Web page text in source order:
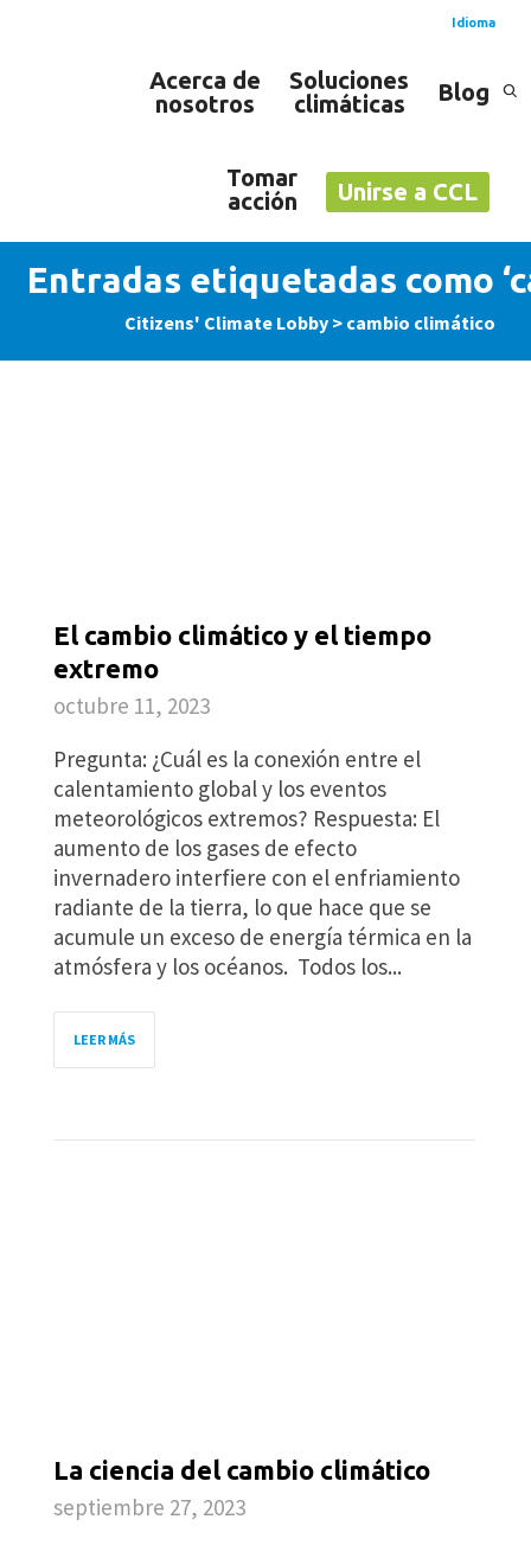
Idioma
Acerca de
nosotros
Soluciones
climáticas
Blog
Tomar
acción
Unirse a CCL
Entradas etiquetadas como
Citizens' Climate Lobby > cambio climático
El cambio climático y el tiempo
extremo
octubre 11, 2023
Pregunta: ¿Cuál es la conexión entre el
calentamiento global y los eventos
meteorológicos extremos? Respuesta: El
aumento de los gases de efecto
invernadero interfiere con el enfriamiento
radiante de la tierra, lo que hace que se
acumule un exceso de energía térmica en la
atmósfera y los océanos. Todos los...
LEER MÁS
La ciencia del cambio climático
septiembre 27, 2023